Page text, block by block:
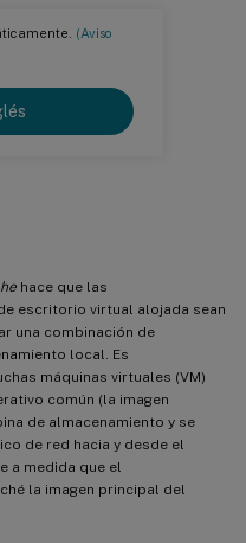
(Aviso
hace que las
escritorio virtual alojada sean
una combinación de
local. Es
máquinas virtuales (VM)
común (la imagen
de almacenamiento y se
de red hacia y desde el
a medida que el
la imagen principal del